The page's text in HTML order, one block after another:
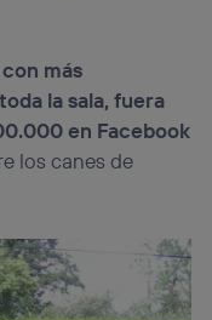
con más
la sala, fuera
en Facebook
los canes de